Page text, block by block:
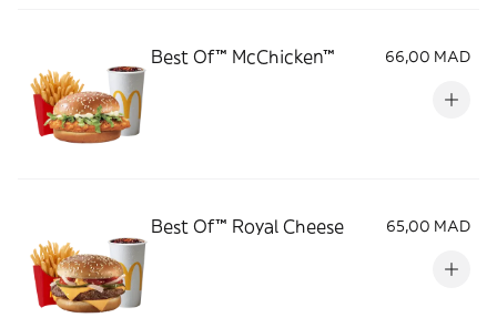
Best Of™ McChicken™ 66,00 MAD
Best Of™ Royal Cheese 65,00 MAD